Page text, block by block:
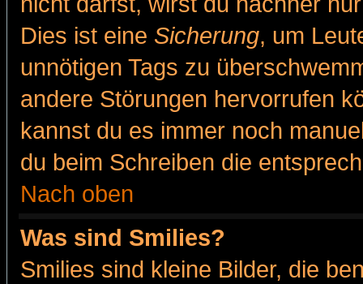
Dies ist eine Sicherung, um
unnötigen Tags zu
andere Störungen hervorrufen
kannst du es immer noch
du beim Schreiben die
Nach oben
Was sind Smilies?
Smilies sind kleine Bilder, die